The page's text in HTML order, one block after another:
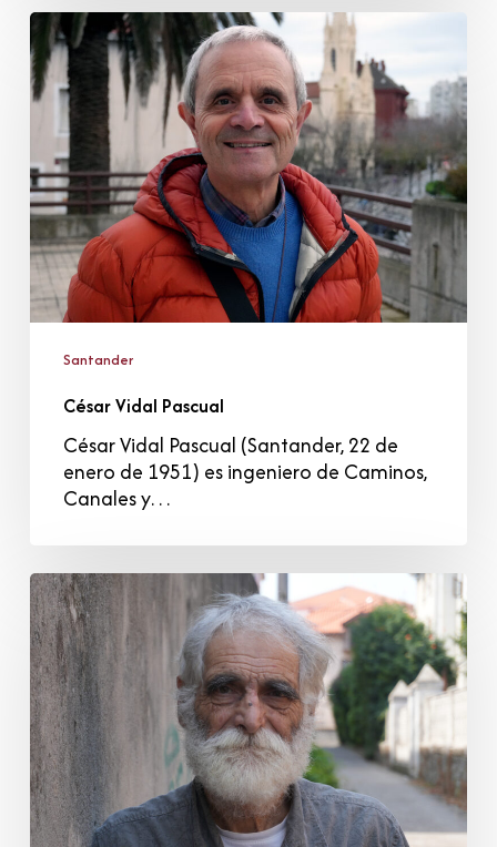
César
Vidal
Pascual
Santander
César Vidal Pascual
César Vidal Pascual (Santander, 22 de
enero de 1951) es ingeniero de Caminos,
Canales y…
Antonio
Manzano
Zarzuela